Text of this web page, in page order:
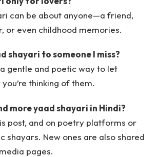
can be about anyone—a friend,
or even childhood memories.
shayari to someone I miss?
a gentle and poetic way to let
thinking of them.
more yaad shayari in Hindi?
post, and on poetry platforms or
shayars. New ones are also shared
pages.